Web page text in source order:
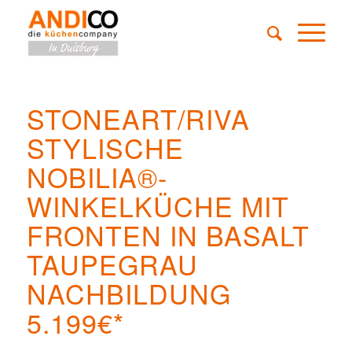
STONEART/RIVA
STYLISCHE
NOBILIA®-
WINKELKÜCHE MIT
FRONTEN IN BASALT
TAUPEGRAU
NACHBILDUNG
5.199€*